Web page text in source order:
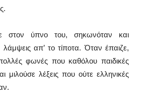
στον ύπνο του, σηκωνόταν και
απ’ το τίποτα. Όταν έπαιζε,
φωνές που καθόλου παιδικές
μιλούσε λέξεις που ούτε ελληνικές